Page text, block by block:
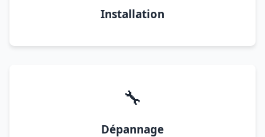
Installation
🔧
Dépannage